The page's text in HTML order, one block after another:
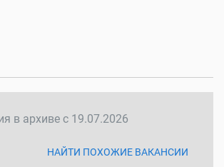
disabled
в архиве с 19.07.2026
НАЙТИ ПОХОЖИЕ ВАКАНСИИ